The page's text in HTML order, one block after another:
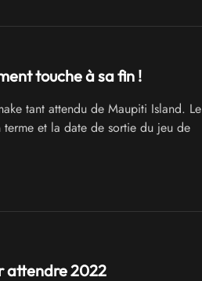
touche à sa fin !
tant attendu de Maupiti Island. Le
et la date de sortie du jeu de
attendre 2022